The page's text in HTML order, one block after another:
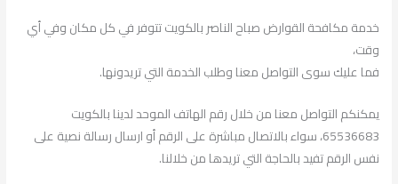
خدمة مكافحة القوارض صباح الناصر بالكويت تتوفر في كل مكان وفي أي
وقت،
فما عليك سوى التواصل معنا وطلب الخدمة التي تريدونها.
يمكنكم التواصل معنا من خلال رقم الهاتف الموحد لدينا بالكويت
65536683، سواء بالاتصال مباشرة على الرقم أو ارسال رسالة نصية على
نفس الرقم تفيد بالحاجة التي تريدها من خلالنا.